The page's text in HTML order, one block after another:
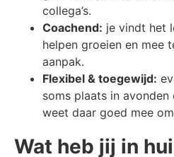
collega’s.
Coachend: je vindt het
helpen groeien en mee
aanpak.
Flexibel & toegewijd:
soms plaats in
weet daar goed mee
Wat heb jij in